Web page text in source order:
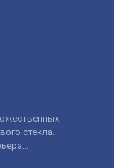
стекла.